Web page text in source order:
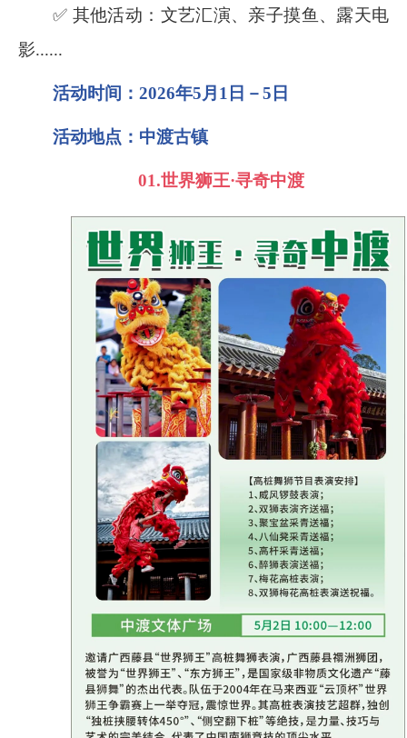
✅ 其他活动：文艺汇演、亲子摸鱼、露天电
影......
活动时间： 2026年5月 1 日－5 日
活动地点：中渡古镇
01.世界狮王·寻奇中渡